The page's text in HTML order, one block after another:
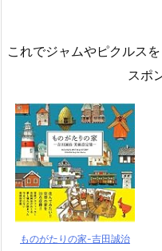
これでジャムやピクルス
スポ
ものがたりの家-吉田誠治